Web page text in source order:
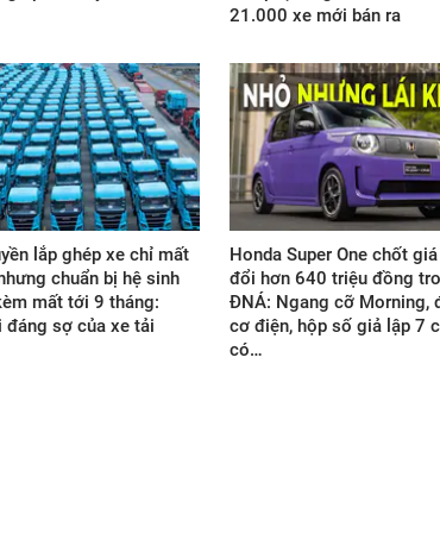
21.000 xe mới bán ra
lắp ghép xe chỉ mất
chuẩn bị hệ sinh
mất tới 9 tháng:
đáng sợ của xe tải
Honda Super One chốt
đổi hơn 640 triệu đồng
ĐNÁ: Ngang cỡ Morning,
cơ điện, hộp số giả lập 7
có…